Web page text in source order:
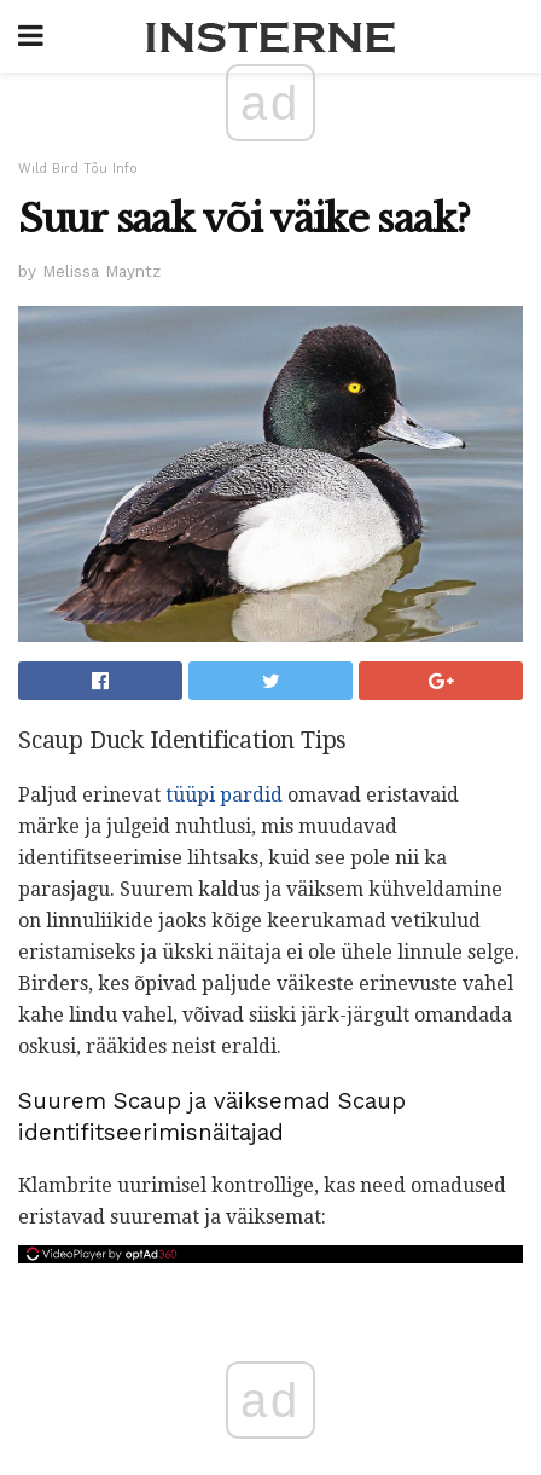
ad
Wild Bird Tõu Info
Suur saak või väike saak?
by Melissa Mayntz
Scaup Duck Identification Tips
Paljud erinevat tüüpi pardid omavad eristavaid
märke ja julgeid nuhtlusi, mis muudavad
identifitseerimise lihtsaks, kuid see pole nii ka
parasjagu. Suurem kaldus ja väiksem kühveldamine
on linnuliikide jaoks kõige keerukamad vetikulud
eristamiseks ja ükski näitaja ei ole ühele linnule selge.
Birders, kes õpivad paljude väikeste erinevuste vahel
kahe lindu vahel, võivad siiski järk-järgult omandada
oskusi, rääkides neist eraldi.
Suurem Scaup ja väiksemad Scaup
identifitseerimisnäitajad
Klambrite uurimisel kontrollige, kas need omadused
eristavad suuremat ja väiksemat:
ad